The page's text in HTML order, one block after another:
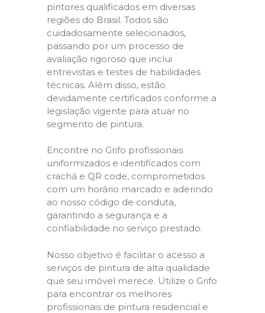
pintores qualificados em diversas
regiões do Brasil. Todos são
cuidadosamente selecionados,
passando por um processo de
avaliação rigoroso que inclui
entrevistas e testes de habilidades
técnicas. Além disso, estão
devidamente certificados conforme a
legislação vigente para atuar no
segmento de pintura.
Encontre no Grifo profissionais
uniformizados e identificados com
crachá e QR code, comprometidos
com um horário marcado e aderindo
ao nosso código de conduta,
garantindo a segurança e a
confiabilidade no serviço prestado.
Nosso objetivo é facilitar o acesso a
serviços de pintura de alta qualidade
que seu imóvel merece. Utilize o Grifo
para encontrar os melhores
profissionais de pintura residencial e